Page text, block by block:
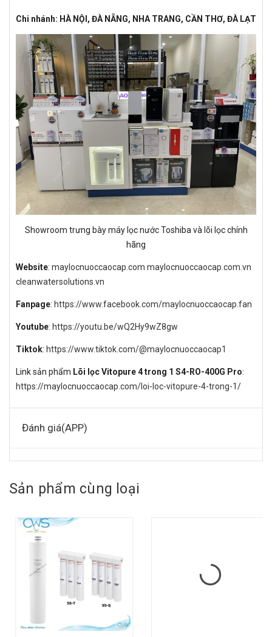
Chi nhánh: HÀ NỘI, ĐÀ NẴNG, NHA TRANG, CẦN THƠ, ĐÀ LẠT
Showroom trưng bày máy lọc nước Toshiba và lõi lọc chính
hãng
Website: maylocnuoccaocap.com maylocnuoccaocap.com.vn
cleanwatersolutions.vn
Fanpage: https://www.facebook.com/maylocnuoccaocap.fan
Youtube: https://youtu.be/wQ2Hy9wZ8gw
Tiktok: https://www.tiktok.com/@maylocnuoccaocap1
Link sản phẩm Lõi lọc Vitopure 4 trong 1 S4-RO-400G Pro:
https://maylocnuoccaocap.com/loi-loc-vitopure-4-trong-1/
Đánh giá(APP)
Sản phẩm cùng loại